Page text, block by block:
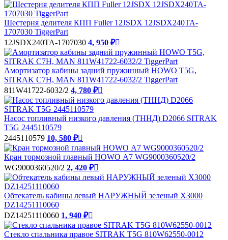
Шестерня делителя КПП Fuller 12JSDX 12JSDX240TA-
1707030 TiggerPart
12JSDX240TA-1707030 4, 950 ₽
Амортизатор кабины задний пружинный HOWO T5G,
SITRAK C7H, MAN 811W41722-6032/2 TiggerPart
811W41722-6032/2 4, 780 ₽
Насос топливный низкого давления (ТННД) D2066 SITRAK
T5G 2445110579
2445110579 10, 580 ₽
Кран тормозной главный HOWO А7 WG9000360520/2
WG9000360520/2 2, 420 ₽
Обтекатель кабины левый НАРУЖНЫЙ зеленый X3000
DZ14251110060
DZ14251110060 1, 940 ₽
Стекло спальника правое SITRAK T5G 810W62550-0012